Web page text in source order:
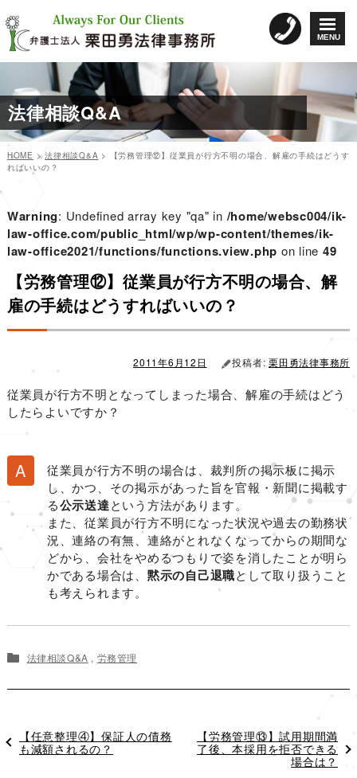
MENU
ン
テ
ン
へ
ス
キ
ッ
プ
法律相談Q&A
HOME >法律相談Q&A >
【労務管理⑫】従業員が行方不明の場合、解雇の手続はどうす
ればいいの？
Warning: Undefined array key "qa" in /home/websc004/ik-
law-office.com/public_html/wp/wp-content/themes/ik-
law-office2021/functions/functions.view.php on line 49
【労務管理⑫】従業員が行方不明の場合、解
雇の手続はどうすればいいの？
2011年6月12日 投稿者:栗田勇法律事務所
従業員が行方不明となってしまった場合、解雇の手続はどう
したらよいですか？
従業員が行方不明の場合は、裁判所の掲示板に掲示
し、かつ、その掲示があった旨を官報・新聞に掲載す
る公示送達という方法があります。
また、従業員が行方不明になった状況や過去の勤務状
況、連絡の有無、連絡がとれなくなってからの期間な
どから、会社をやめるつもりで姿を消したことが明ら
かである場合は、 黙示の自己退職として取り扱うこと
も考えられます。
ゴ
リ
ー
法律相談Q&A , 労務管理
稿
ナ
ビ
ゲ
ー
シ
ョ
過
去
【任意整理④】保証人の債務
も減額されるの？
次
の
【労務管理⑬】試用期間満
了後、本採用を拒否できる
場合は？